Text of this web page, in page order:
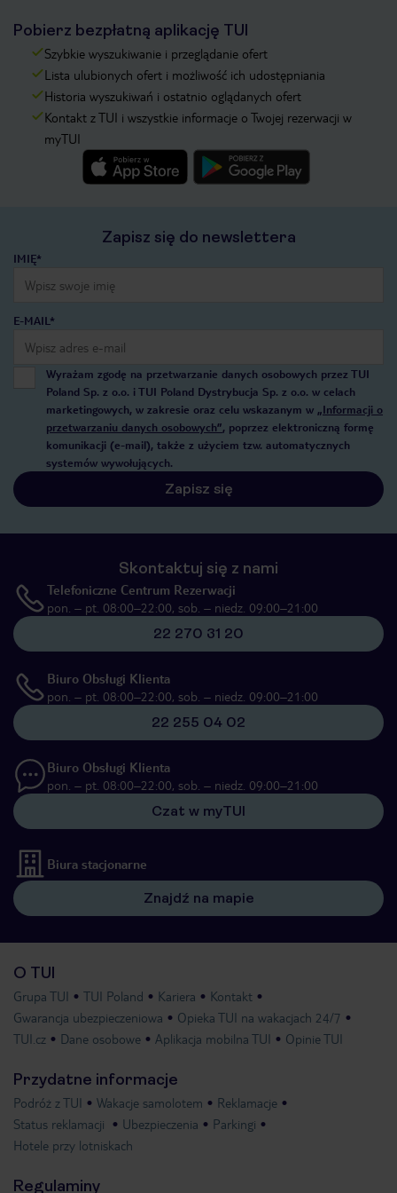
Pobierz bezpłatną aplikację TUI
Szybkie wyszukiwanie i przeglądanie ofert
Lista ulubionych ofert i możliwość ich udostępniania
Historia wyszukiwań i ostatnio oglądanych ofert
Kontakt z TUI i wszystkie informacje o Twojej rezerwacji w
myTUI
Zapisz się do newslettera
IMIĘ*
E-MAIL*
Wyrażam zgodę na przetwarzanie danych osobowych przez TUI
Poland Sp. z o.o. i TUI Poland Dystrybucja Sp. z o.o. w celach
marketingowych, w zakresie oraz celu wskazanym w „Informacji o
przetwarzaniu danych osobowych”, poprzez elektroniczną formę
komunikacji (e-mail), także z użyciem tzw. automatycznych
systemów wywołujących.
Zapisz się
Skontaktuj się z nami
Telefoniczne Centrum Rezerwacji
pon. – pt. 08:00–22:00, sob. – niedz. 09:00–21:00
22 270 31 20
Biuro Obsługi Klienta
pon. – pt. 08:00–22:00, sob. – niedz. 09:00–21:00
22 255 04 02
Biuro Obsługi Klienta
pon. – pt. 08:00–22:00, sob. – niedz. 09:00–21:00
Czat w myTUI
Biura stacjonarne
Znajdź na mapie
O TUI
Grupa TUI TUI Poland Kariera
Kontakt
Gwarancja ubezpieczeniowa
Opieka TUI na wakacjach 24/7
TUI.cz
Dane osobowe Aplikacja mobilna TUI Opinie TUI
Przydatne informacje
Podróż z TUI Wakacje samolotem
Reklamacje
Status reklamacji
Ubezpieczenia
Parkingi
Hotele przy lotniskach
Regulaminy